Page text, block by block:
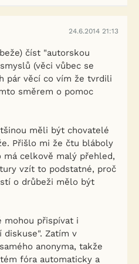
24.6.2014 21:13
číst "autorskou
(věci vůbec se
pár věcí co vím že tvrdili
směrem o pomoc
měli být chovatelé
Přišlo mi že čtu bláboly
celkově malý přehled,
vzít to podstatné, proč
o drůbeži mělo být
mohou přispívat i
diskuse". Zatím v
anonyma, takže
fóra automaticky a